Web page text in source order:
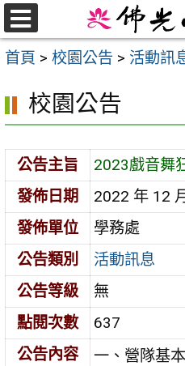
跳
至
主首頁 > 校園公告 > 活動訊
校園公告
公告主旨
2023戲音舞
發佈日期
2022 年 12
發佈單位
學務處
公告類別
活動訊息
公告等級
無
點閱次數
637
公告內容
一、營隊基
選
單